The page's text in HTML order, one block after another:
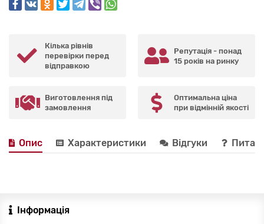
Кілька рівнів
перевірки перед
відправкою
Репутація - понад
15 років на ринку
Виготовлення під
замовлення
Оптимальна ціна
при відмінній якості
Опис Характеристики Відгуки
Інформація